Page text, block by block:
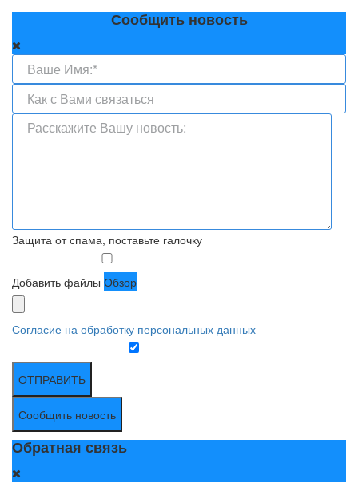
Сообщить новость
Защита от спама, поставьте галочку
Добавить файлы Обзор
Согласие на обработку персональных данных
ОТПРАВИТЬ
Сообщить новость
Обратная связь